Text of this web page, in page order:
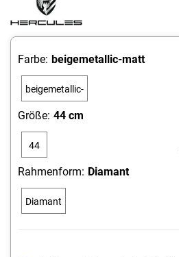
Farbe: beigemetallic-matt
beigemetallic-
Größe: 44 cm
44
Rahmenform: Diamant
Diamant